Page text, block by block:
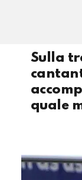
Sulla
quale